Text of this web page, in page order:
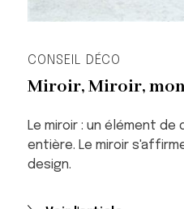
Miroir, Miroir,
CONSEIL DÉCO
Le miroir : un élément
entière. Le miroir
design.